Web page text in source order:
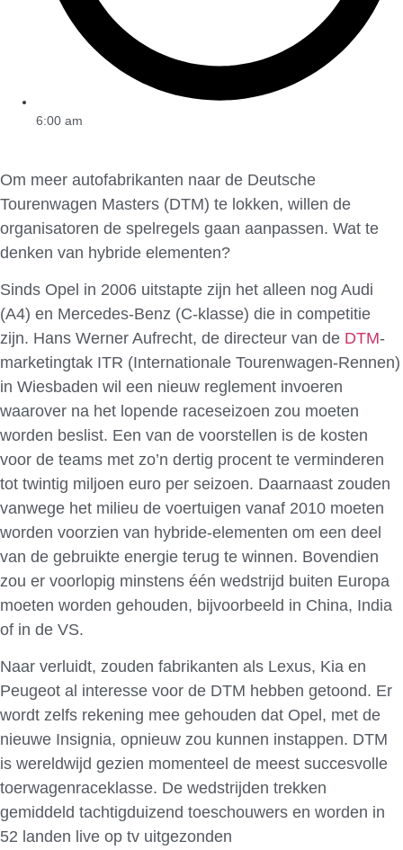
6:00 am
Om meer autofabrikanten naar de Deutsche
Tourenwagen Masters (DTM) te lokken, willen de
organisatoren de spelregels gaan aanpassen. Wat te
denken van hybride elementen?
Sinds Opel in 2006 uitstapte zijn het alleen nog Audi
(A4) en Mercedes-Benz (C-klasse) die in competitie
zijn. Hans Werner Aufrecht, de directeur van de DTM-
marketingtak ITR (Internationale Tourenwagen-Rennen)
in Wiesbaden wil een nieuw reglement invoeren
waarover na het lopende raceseizoen zou moeten
worden beslist. Een van de voorstellen is de kosten
voor de teams met zo’n dertig procent te verminderen
tot twintig miljoen euro per seizoen. Daarnaast zouden
vanwege het milieu de voertuigen vanaf 2010 moeten
worden voorzien van hybride-elementen om een deel
van de gebruikte energie terug te winnen. Bovendien
zou er voorlopig minstens één wedstrijd buiten Europa
moeten worden gehouden, bijvoorbeeld in China, India
of in de VS.
Naar verluidt, zouden fabrikanten als Lexus, Kia en
Peugeot al interesse voor de DTM hebben getoond. Er
wordt zelfs rekening mee gehouden dat Opel, met de
nieuwe Insignia, opnieuw zou kunnen instappen. DTM
is wereldwijd gezien momenteel de meest succesvolle
toerwagenraceklasse. De wedstrijden trekken
gemiddeld tachtigduizend toeschouwers en worden in
52 landen live op tv uitgezonden